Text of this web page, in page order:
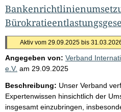
Aktiv vom 29.09.2025 bis
Angegeben von: Verband
e.V. am 29.09.2025
Beschreibung: Unser Verband
Expertenwissen hinsichtlich der
insgesamt einzubringen,